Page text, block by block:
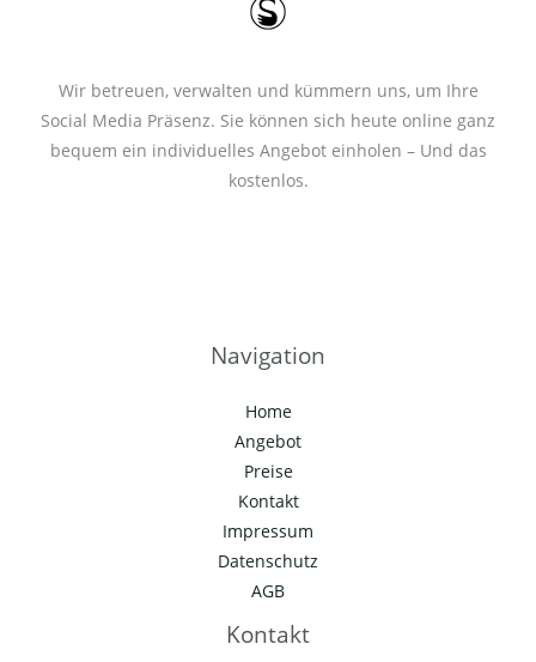
Wir betreuen, verwalten und kümmern uns, um Ihre
Social Media Präsenz. Sie können sich heute online ganz
bequem ein individuelles Angebot einholen – Und das
kostenlos.
Navigation
Home
Angebot
Preise
Kontakt
Impressum
Datenschutz
AGB
Kontakt